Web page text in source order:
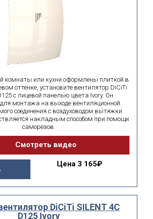
комнаты или кухни оформлены плиткой в
оттенке, установите вентилятор DiCiTi
с лицевой панелью цвета Ivory. Он
монтажа на выходе вентиляционной
соединения с воздуховодом вытяжки.
накладным способом при помощи
саморезов.
Цена 3 165₽
DiCiTi SILENT 4C
D125 Ivory